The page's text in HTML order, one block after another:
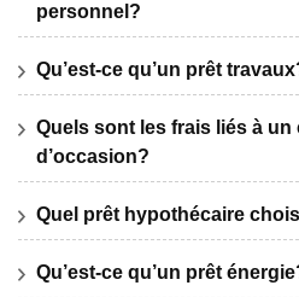
personnel?
Qu’est-ce qu’un prêt
Quels sont les frais liés à
d’occasion?
Quel prêt hypothécaire
Qu’est-ce qu’un prêt